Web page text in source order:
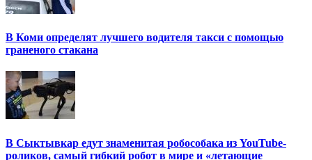
В Коми определят лучшего водителя такси с помощью
граненого стакана
В Сыктывкар едут знаменитая робособака из YouTube-
роликов, самый гибкий робот в мире и «летающие